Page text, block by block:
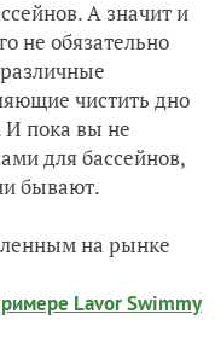
шнека
А значит и
не обязательно
чистить дно
И пока вы не
для бассейнов,
бывают.
на рынке
Lavor Swimmy